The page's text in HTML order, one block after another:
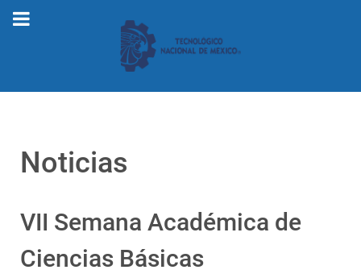
Noticias
VII Semana Académica de
Ciencias Básicas